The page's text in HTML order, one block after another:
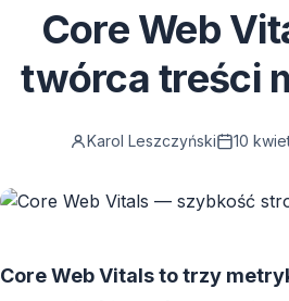
Core Web
twórca treści
Karol Leszczyński 10
Core Web Vitals to trzy